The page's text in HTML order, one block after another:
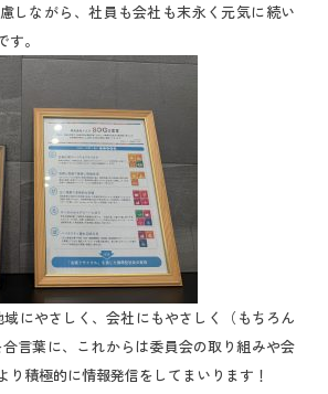
しながら、社員も会社も末永く元気に続い
。
にやさしく、会社にもやさしく（もちろん
言葉に、これからは委員会の取り組みや会
り積極的に情報発信をしてまいります！